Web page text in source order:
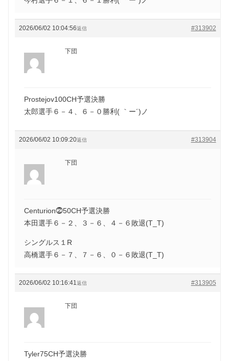
2026/06/02 10:04:56 #313902
返信
下団
Prostejov100CH予選決勝
太郎選手６－４、６－０勝利( ｀ー´)ノ
2026/06/02 10:09:20 #313904
返信
下団
Centurion⓶50CH予選決勝
本田選手６－２、３－６、４－６敗退(T_T)
シングルス１R
高橋選手６－７、７－６、０－６敗退(T_T)
2026/06/02 10:16:41 #313905
返信
下団
Tyler75CH予選決勝